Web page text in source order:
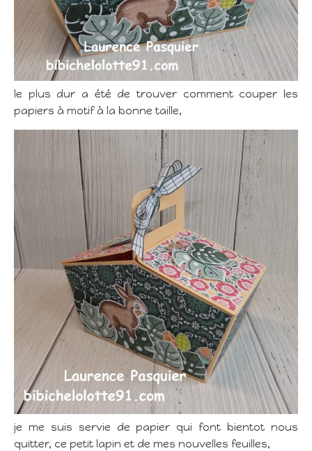
le plus dur a été de trouver comment couper les
papiers à motif à la bonne taille,
je me suis servie de papier qui font bientot nous
quitter, ce petit lapin et de mes nouvelles feuilles,